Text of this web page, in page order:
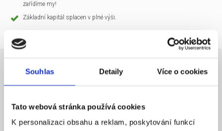
Souhlas Detaily Více o cookies
Tato webová stránka používá cookies
K personalizaci obsahu a reklam, poskytování funkcí
zařídíme my!
Základní kapitál splacen v plné výši.
KAPITÁL
SÍDLO Praha 1